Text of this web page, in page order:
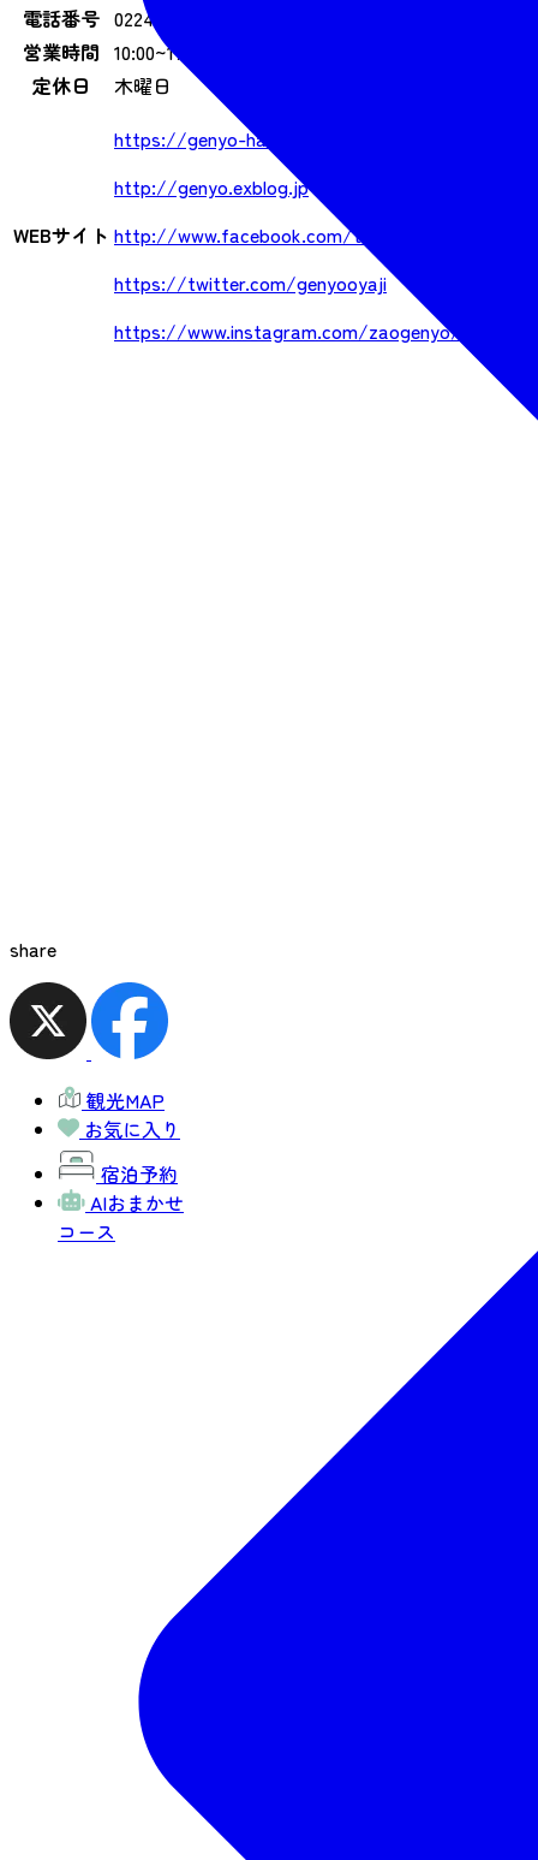
電話番号 0224-26-9530
営業時間 10:00~17:00
定休日
木曜日
WEBサイト
https://genyo-hanahana-miyagi.jimdofree.com/
http://genyo.exblog.jp
http://www.facebook.com/touhanahana
https://twitter.com/genyooyaji
https://www.instagram.com/zaogenyo/
share
観光MAP
お気に入り
宿泊予約
AIおまかせ
コース